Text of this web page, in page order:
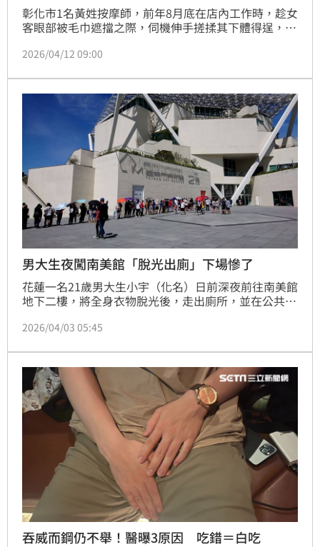
彰化市1名黃姓按摩師，前年8月底在店內工作時，趁女
客眼部被毛巾遮擋之際，伺機伸手搓揉其下體得逞，女
官認為，黃男觸摸時間僅1到5秒，屬於偷襲式的騷擾行
訴台中高分院，二審法官駁回其上訴，全案確定。
2026/04/12 09:00
男大生夜闖南美館「脫光出廁」下場慘了
花蓮一名21歲男大生小宇（化名）日前深夜前往南美館
地下二樓，將全身衣物脫光後，走出廁所，並在公共區
報警；台南地方法院一審依公然猥褻罪判處拘役40天，
告緩刑2年，需接受2場次法制教育，全案定讞。
2026/04/03 05:45
吞威而鋼仍不舉！醫曝3原因 吃錯＝白吃